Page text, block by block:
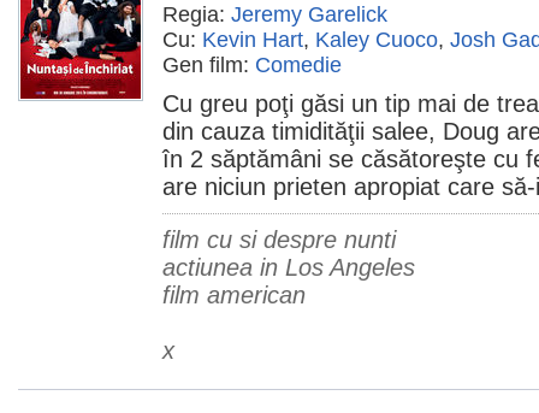
Regia: Jeremy Garelick
Cu: Kevin Hart, Kaley Cuoco, Josh
Gen film: Comedie
Cu greu poţi găsi un tip mai de
din cauza timidităţii salee, Doug
în 2 săptămâni se căsătoreşte cu
are niciun prieten apropiat care
film cu si despre nunti
actiunea in Los Angeles
film american
x